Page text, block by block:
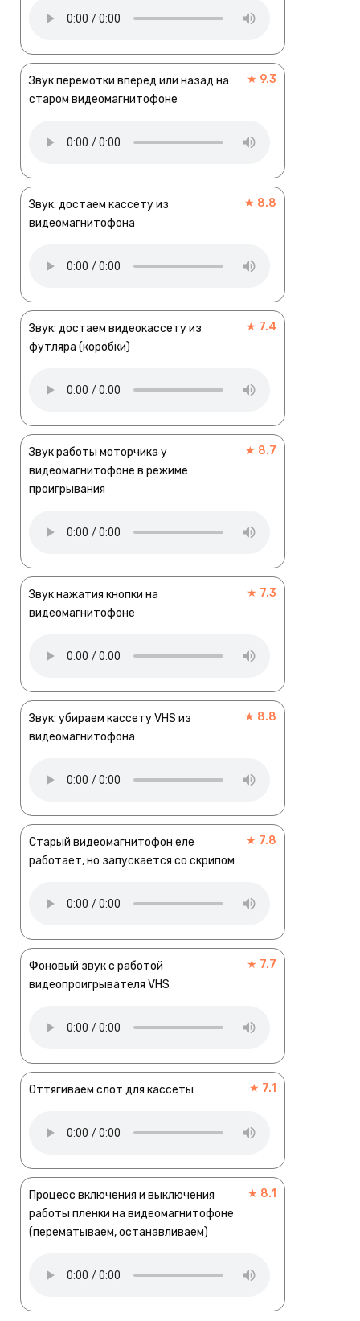
Звук перемотки вперед или назад на
старом видеомагнитофоне
★ 9.3
Звук: достаем кассету из
видеомагнитофона
★ 8.8
Звук: достаем видеокассету из
футляра (коробки)
★ 7.4
Звук работы моторчика у
видеомагнитофоне в режиме
проигрывания
★ 8.7
Звук нажатия кнопки на
видеомагнитофоне
★ 7.3
Звук: убираем кассету VHS из
видеомагнитофона
★ 8.8
Старый видеомагнитофон еле
работает, но запускается со скрипом
★ 7.8
Фоновый звук с работой
видеопроигрывателя VHS
★ 7.7
Оттягиваем слот для кассеты ★ 7.1
Процесс включения и выключения
работы пленки на видеомагнитофоне
(перематываем, останавливаем)
★ 8.1